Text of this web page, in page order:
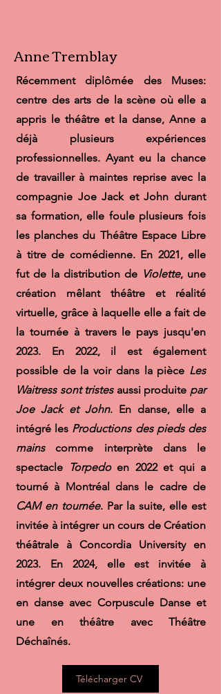
Anne Tremblay
Récemment diplômée des Muses:
centre des arts de la scène où elle a
appris le théâtre et la danse, Anne a
déjà plusieurs expériences
professionnelles. Ayant eu la chance
de travailler à maintes reprise avec la
compagnie Joe Jack et John durant
sa formation, elle foule plusieurs fois
les planches du Théâtre Espace Libre
à titre de comédienne. En 2021, elle
fut de la distribution de Violette, une
création mêlant théâtre et réalité
virtuelle, grâce à laquelle elle a fait de
la tournée à travers le pays jusqu'en
2023. En 2022, il est également
possible de la voir dans la pièce Les
Waitress sont tristes aussi produite par
Joe Jack et John. En danse, elle a
intégré les Productions des pieds des
mainscomme interprète dans le
spectacle Torpedoen 2022 et qui a
tourné à Montréal dans le cadre de
CAM en tournée. Par la suite, elle est
invitée à intégrer un cours de Création
théâtrale à Concordia University en
2023. En 2024, elle est invitée à
intégrer deux nouvelles créations: une
en danse avec Corpuscule Danse et
une en théâtre avec Théâtre
Déchaînés.
Télécharger CV